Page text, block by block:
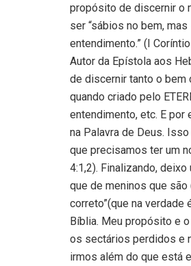
propósito de discernir o
ser “sábios no bem,
entendimento.” (I
Autor da Epístola aos
de discernir tanto o bem
quando criado pelo
entendimento, etc. E
na Palavra de Deus.
que precisamos ter um
4:1,2). Finalizando,
que de meninos que
correto”(que na
Bíblia. Meu propósito e
os sectários perdidos e
irmos além do que está